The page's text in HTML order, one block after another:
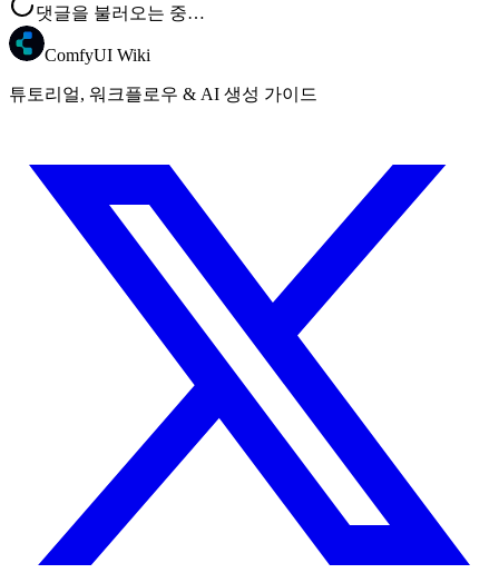
댓글을 불러오는 중…
ComfyUI Wiki
튜토리얼, 워크플로우 & AI 생성 가이드